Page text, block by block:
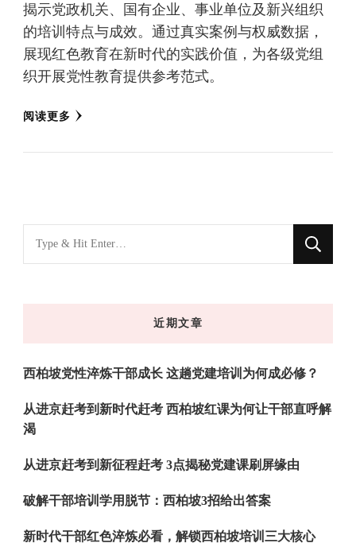
揭示党政机关、国有企业、事业单位及新兴组织
的培训特点与成效。通过真实案例与权威数据，
展现红色教育在新时代的实践价值，为各级党组
织开展党性教育提供参考范式。
阅读更多
什
近期文章
西柏坡党性淬炼干部成长 这趟党建培训为何成必修？
从进京赶考到新时代赶考 西柏坡红课为何让干部直呼解
渴
从进京赶考到新征程赶考 3点揭秘党建课刷屏缘由
破解干部培训学用脱节：西柏坡3招给出答案
新时代干部红色淬炼必看，解锁西柏坡培训三大核心